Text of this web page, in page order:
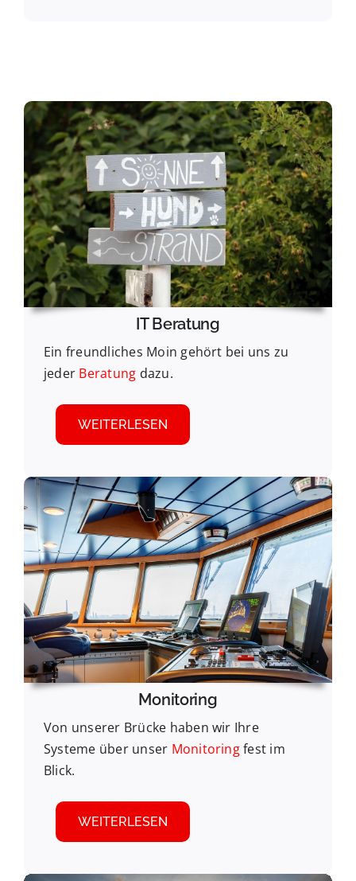
IT Beratung
Ein freundliches Moin gehört bei uns zu
jeder Beratung dazu.
WEITERLESEN
Monitoring
Von unserer Brücke haben wir Ihre
Systeme über unser Monitoringfest im
Blick.
WEITERLESEN